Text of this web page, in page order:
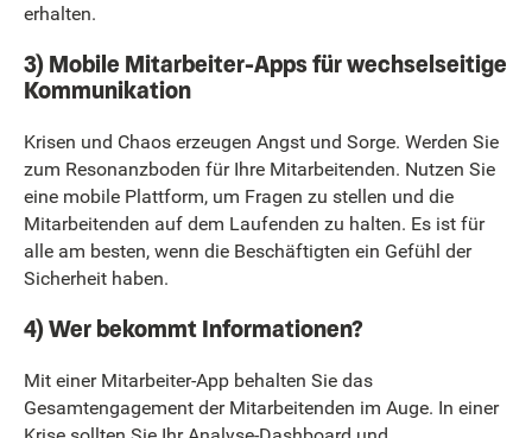
erhalten.
3) Mobile Mitarbeiter-Apps für wechselseitige
Kommunikation
Krisen und Chaos erzeugen Angst und Sorge. Werden Sie
zum Resonanzboden für Ihre Mitarbeitenden. Nutzen Sie
eine mobile Plattform, um Fragen zu stellen und die
Mitarbeitenden auf dem Laufenden zu halten. Es ist für
alle am besten, wenn die Beschäftigten ein Gefühl der
Sicherheit haben.
4) Wer bekommt Informationen?
Mit einer Mitarbeiter-App behalten Sie das
Gesamtengagement der Mitarbeitenden im Auge. In einer